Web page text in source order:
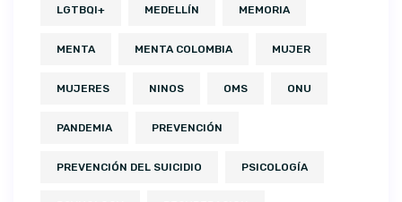
LGTBQI+ MEDELLÍN MEMORIA
MENTA MENTA COLOMBIA MUJER
MUJERES NINOS OMS ONU
PANDEMIA PREVENCIÓN
PREVENCIÓN DEL SUICIDIO PSICOLOGÍA